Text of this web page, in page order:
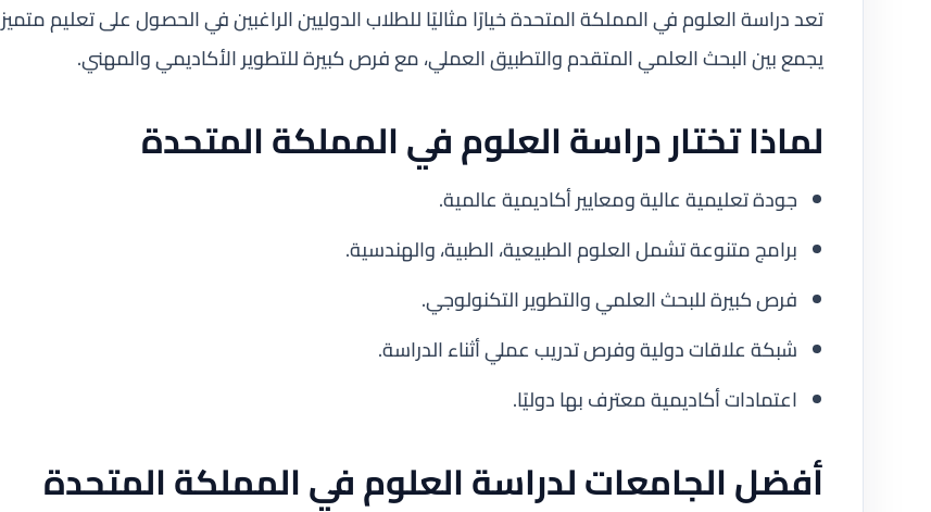
تعد دراسة العلوم في المملكة المتحدة خيارًا مثاليًا للطلاب الدوليين الراغبين في الحصول على تعليم متميز
يجمع بين البحث العلمي المتقدم والتطبيق العملي، مع فرص كبيرة للتطوير الأكاديمي والمهني.
لماذا تختار دراسة العلوم في المملكة المتحدة
جودة تعليمية عالية ومعايير أكاديمية عالمية.
برامج متنوعة تشمل العلوم الطبيعية، الطبية، والهندسية.
فرص كبيرة للبحث العلمي والتطوير التكنولوجي.
شبكة علاقات دولية وفرص تدريب عملي أثناء الدراسة.
اعتمادات أكاديمية معترف بها دوليًا.
أفضل الجامعات لدراسة العلوم في المملكة المتحدة